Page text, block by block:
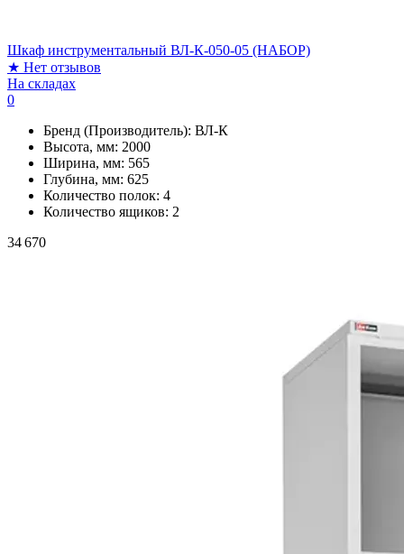
Шкаф инструментальный ВЛ-К-050-05 (НАБОР)
★ Нет отзывов
На складах
0
Бренд (Производитель): ВЛ-К
Высота, мм: 2000
Ширина, мм: 565
Глубина, мм: 625
Количество полок: 4
Количество ящиков: 2
34 670